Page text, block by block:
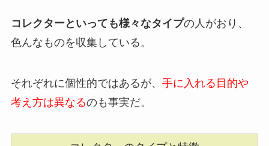
コレクターといっても様々なタイプの人がおり、
色んなものを収集している。
それぞれに個性的ではあるが、 手に入れる目的や
考え方は異なるのも事実だ。